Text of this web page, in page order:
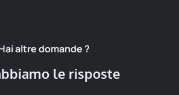
altre domande ?
le risposte